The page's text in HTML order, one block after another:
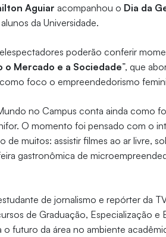
Aguiar acompanhou o Dia da
da Universidade.
poderão conferir
o Mercado e a Sociedade”, que
foco o empreendedorismo
no Campus conta ainda como
O momento foi pensado com o
de muitos: assistir filmes ao ar livre,
gastronômica de
de jornalismo e repórter da
de Graduação, Especialização e
futuro da área no ambiente